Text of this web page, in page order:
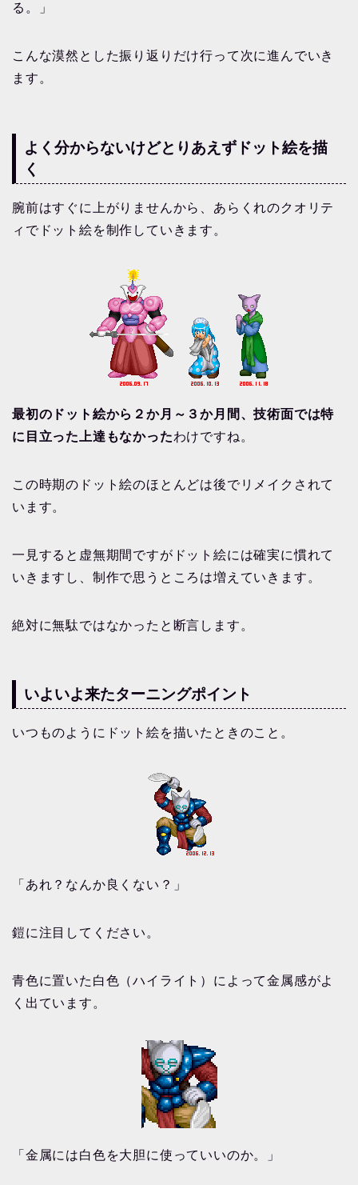
る。」
こんな漠然とした振り返りだけ行って次に進んでいき
ます。
よく分からないけどとりあえずドット絵を描
く
腕前はすぐに上がりませんから、あらくれのクオリテ
ィでドット絵を制作していきます。
最初のドット絵から２か月～３か月間、技術面では特
に目立った上達もなかったわけですね。
この時期のドット絵のほとんどは後でリメイクされて
います。
一見すると虚無期間ですがドット絵には確実に慣れて
いきますし、制作で思うところは増えていきます。
絶対に無駄ではなかったと断言します。
いよいよ来たターニングポイント
いつものようにドット絵を描いたときのこと。
「あれ？なんか良くない？」
鎧に注目してください。
青色に置いた白色（ハイライト）によって金属感がよ
く出ています。
「金属には白色を大胆に使っていいのか。」